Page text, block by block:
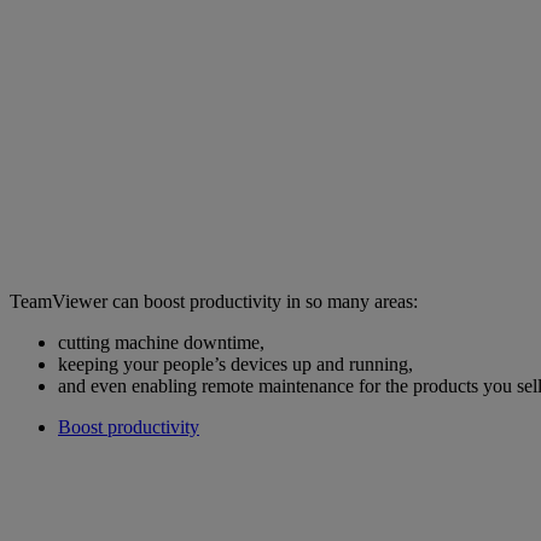
TeamViewer can boost productivity in so many areas:
cutting machine downtime,
keeping your people’s devices up and running,
and even enabling remote maintenance for the products you
Boost productivity